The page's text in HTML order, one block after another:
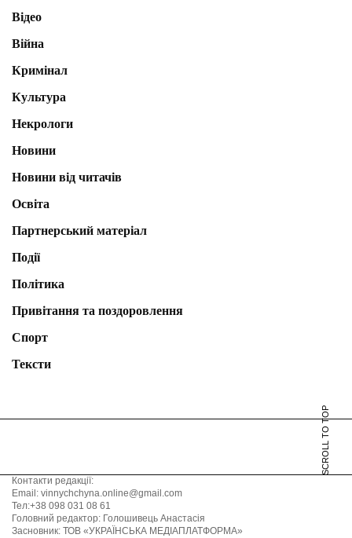
Відео
Війна
Кримінал
Культура
Некрологи
Новини
Новини від читачів
Освіта
Партнерський матеріал
Події
Політика
Привітання та поздоровлення
Спорт
Тексти
SCROLL TO TOP
Контакти редакції:
Email: vinnychchyna.online@gmail.com
Тел:+38 098 031 08 61
Головний редактор: Голошивець Анастасія
Засновник: ТОВ «УКРАЇНСЬКА МЕДІАПЛАТФОРМА»